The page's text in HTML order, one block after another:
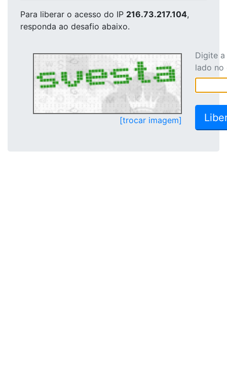
Para liberar o acesso do IP 216.73.217.104,
responda ao desafio abaixo.
[trocar imagem]
Digite
lado no